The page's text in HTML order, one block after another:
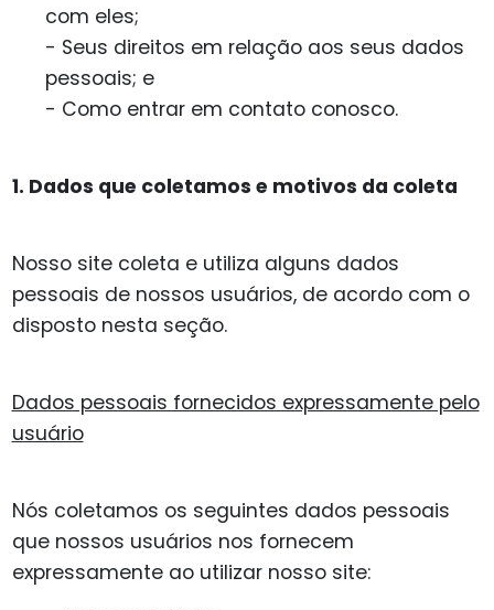
com eles;
- Seus direitos em relação aos seus dados
pessoais; e
- Como entrar em contato conosco.
1. Dados que coletamos e motivos da coleta
Nosso site coleta e utiliza alguns dados
pessoais de nossos usuários, de acordo com o
disposto nesta seção.
Dados pessoais fornecidos expressamente pelo
usuário
Nós coletamos os seguintes dados pessoais
que nossos usuários nos fornecem
expressamente ao utilizar nosso site: